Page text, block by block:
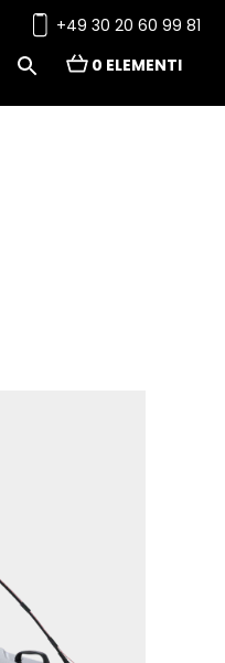
+49 30 20 60 99 81
0 ELEMENTI